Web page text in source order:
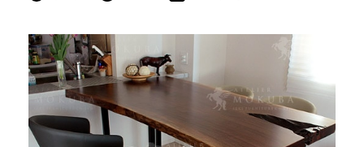
MOKUBA について
商品情報